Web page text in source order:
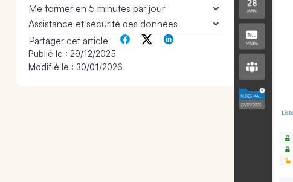
Me former en 5 minutes par jour
Assistance et sécurité des données
Partager cet article
Publié le : 29/12/2025
Modifié le : 30/01/2026